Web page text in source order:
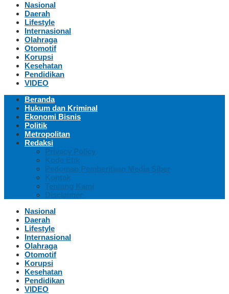
Nasional
Daerah
Lifestyle
Internasional
Olahraga
Otomotif
Korupsi
Kesehatan
Pendidikan
VIDEO
Beranda
Hukum dan Kriminal
Ekonomi Bisnis
Politik
Metropolitan
Redaksi
Privacy Policy
Kode Etik
Pedoman Pemberitaan Media Siber
Kontak
Tentang Kami
Disclaimer
Nasional
Daerah
Lifestyle
Internasional
Olahraga
Otomotif
Korupsi
Kesehatan
Pendidikan
VIDEO